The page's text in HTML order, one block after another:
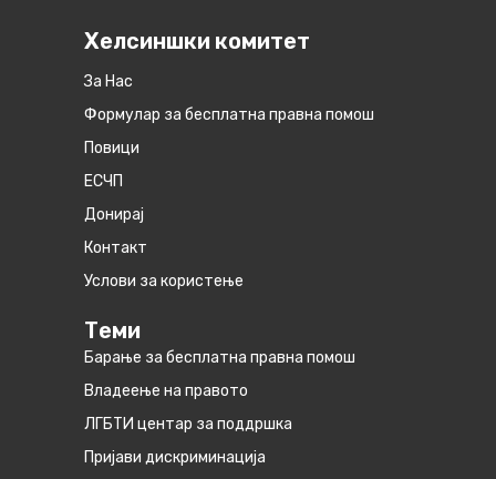
Хелсиншки комитет
За Нас
Формулар за бесплатна правна помош
Повици
ЕСЧП
Донирај
Контакт
Услови за користење
Теми
Барање за бесплатна правна помош
Владеење на правото
ЛГБТИ центар за поддршка
Пријави дискриминација